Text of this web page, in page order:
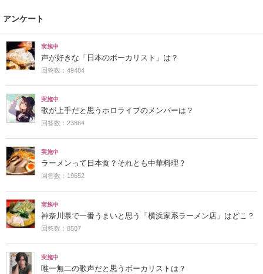
アンケート
実施中
声が好きな「日本のボーカリスト」は？
回答数：49484
実施中
歌が上手だと思うホロライブのメンバーは？
回答数：23864
実施中
ラーメンって日本食？それとも中華料理？
回答数：19652
実施中
神奈川県で一番うまいと思う「横浜家系ラーメン店」はどこ？
回答数：8507
実施中
唯一無二の歌声だと思うボーカリストは？